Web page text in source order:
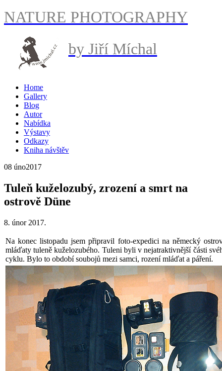
NATURE PHOTOGRAPHY
by Jiří Míchal
Home
Gallery
Blog
Autor
Nabídka
Výstavy
Odkazy
Kniha návštěv
08 úno2017
Tuleň kuželozubý, zrození a smrt na
ostrově Düne
8. únor 2017.
Na konec listopadu jsem připravil foto-expedici na německý
mláďaty tuleně kuželozubého. Tuleni byli v nejatraktivnější části
cyklu. Bylo to období soubojů mezi samci, rození mláďat a páření.